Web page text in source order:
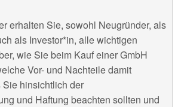
erhalten Sie, sowohl Neugründer, als
als Investor*in, alle wichtigen
wie Sie beim Kauf einer GmbH
Vor- und Nachteile damit
hinsichtlich der
und Haftung beachten sollten und